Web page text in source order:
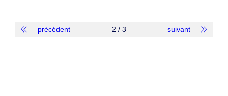
précédent 2 / 3 suivant